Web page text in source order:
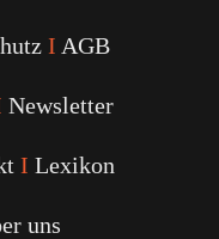
I AGB
Newsletter
I Lexikon
uns